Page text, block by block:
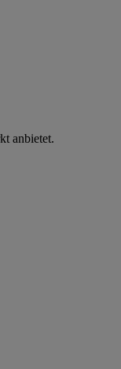
anbietet.